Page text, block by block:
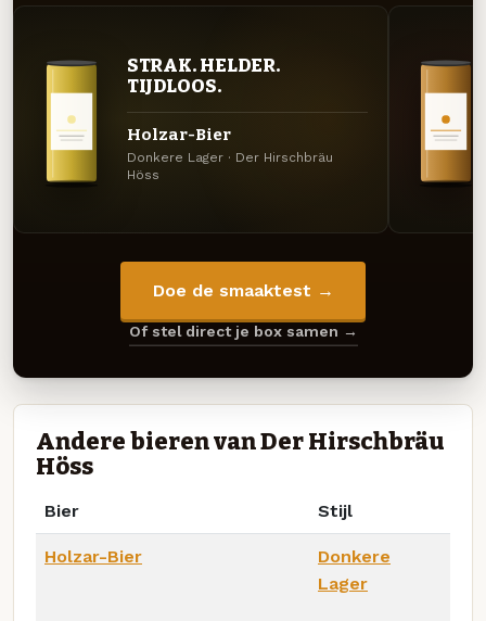
STRAK. HELDER.
TIJDLOOS.
Holzar-Bier
Donkere Lager · Der Hirschbräu
Höss
Doe de smaaktest →
Of stel direct je box samen →
Andere bieren van Der Hirschbräu
Höss
Bier Stijl
Holzar-Bier
Donkere
Lager